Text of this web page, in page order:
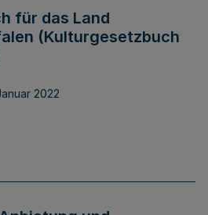
für das Land
(Kulturgesetzbuch
2022